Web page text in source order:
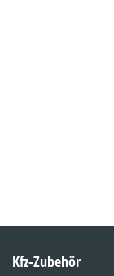
Kfz-Zubehör